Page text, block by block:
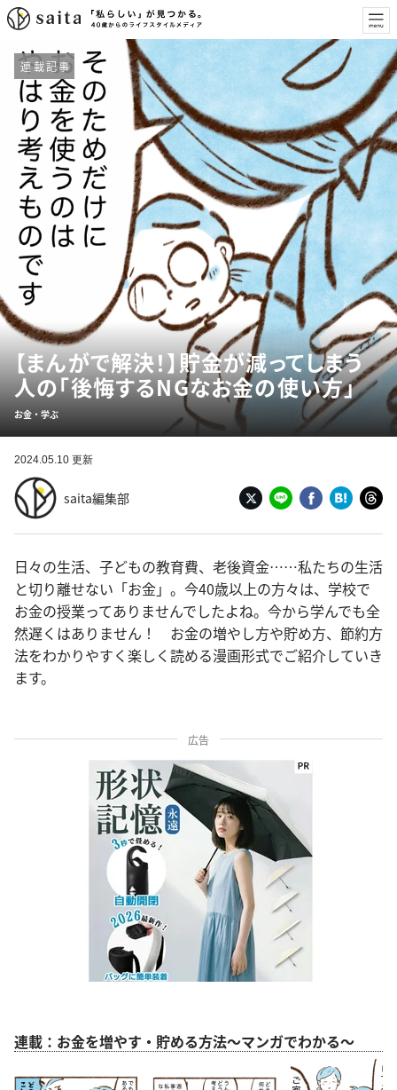
連載記事
【まんがで解決！】貯金が減ってしまう
人の「後悔するNGなお金の使い方」
お金・学ぶ
2024.05.10 更新
saita編集部
日々の生活、子どもの教育費、老後資金……私たちの生活
と切り離せない「お金」。今40歳以上の方々は、学校で
お金の授業ってありませんでしたよね。今から学んでも全
然遅くはありません！ お金の増やし方や貯め方、節約方
法をわかりやすく楽しく読める漫画形式でご紹介していき
ます。
広告
連載：お金を増やす・貯める方法～マンガでわかる～